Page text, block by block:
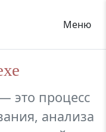
Меню
это процесс
анализа